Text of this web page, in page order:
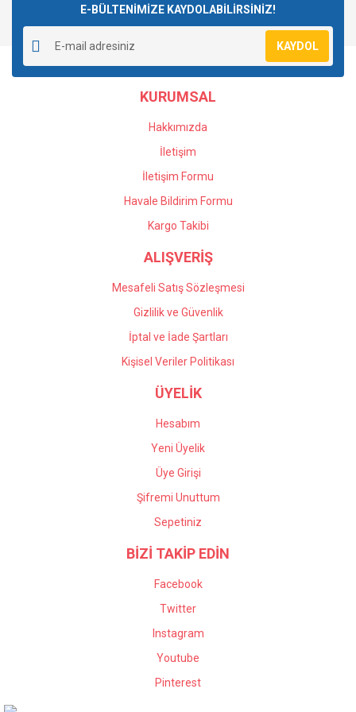
Yorum Yaz
Ürün resmi kalitesiz, bozuk veya görüntülenemiyor.
Ürün açıklamasında eksik bilgiler bulunuyor.
Ürün bilgilerinde hatalar bulunuyor.
Ürün fiyatı diğer sitelerden daha pahalı.
Gönder
E-BÜLTENİMİZE KAYDOLABİLİRSİNİZ!
KAYDOL
KURUMSAL
Hakkımızda
İletişim
İletişim Formu
Havale Bildirim Formu
Kargo Takibi
ALIŞVERİŞ
Mesafeli Satış Sözleşmesi
Gizlilik ve Güvenlik
İptal ve İade Şartları
Kişisel Veriler Politikası
ÜYELİK
Hesabım
Yeni Üyelik
Üye Girişi
Şifremi Unuttum
Sepetiniz
BİZİ TAKİP EDİN
Facebook
Twitter
Instagram
Youtube
Pinterest